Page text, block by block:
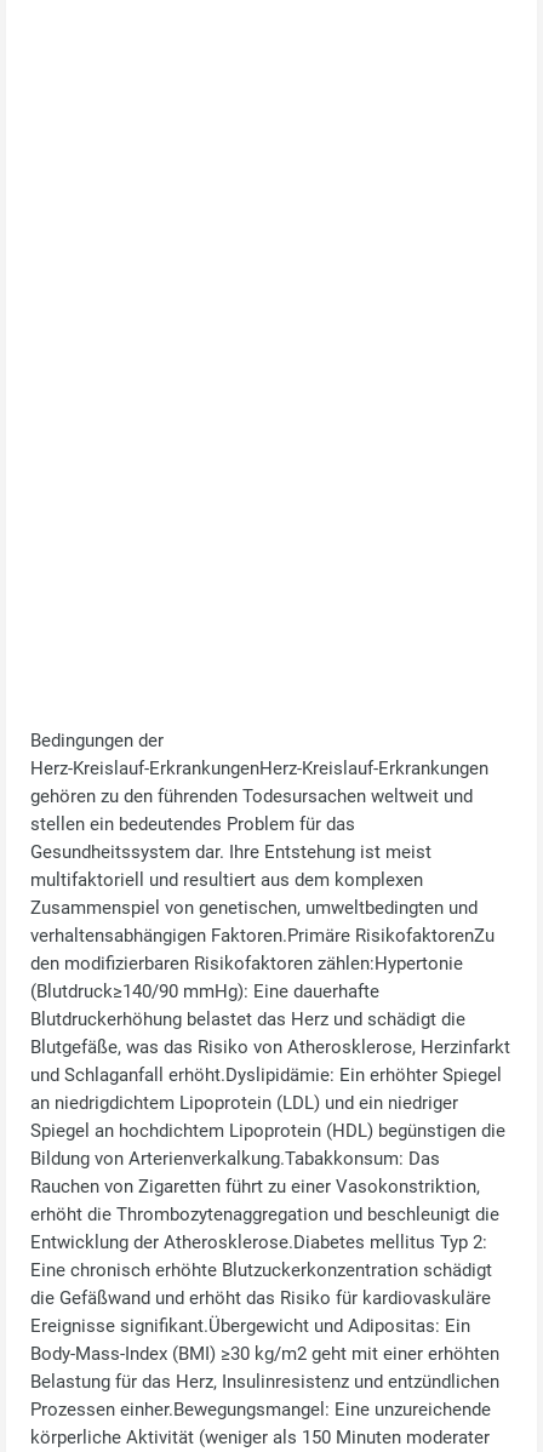
Bedingungen der
Herz‑Kreislauf‑ErkrankungenHerz‑Kreislauf‑Erkrankungen
gehören zu den führenden Todesursachen weltweit und
stellen ein bedeutendes Problem für das
Gesundheitssystem dar. Ihre Entstehung ist meist
multifaktoriell und resultiert aus dem komplexen
Zusammenspiel von genetischen, umweltbedingten und
verhaltensabhängigen Faktoren.Primäre RisikofaktorenZu
den modifizierbaren Risikofaktoren zählen:Hypertonie
(Blutdruck≥140/90 mmHg): Eine dauerhafte
Blutdruckerhöhung belastet das Herz und schädigt die
Blutgefäße, was das Risiko von Atherosklerose, Herzinfarkt
und Schlaganfall erhöht.Dyslipidämie: Ein erhöhter Spiegel
an niedrigdichtem Lipoprotein (LDL) und ein niedriger
Spiegel an hochdichtem Lipoprotein (HDL) begünstigen die
Bildung von Arterienverkalkung.Tabakkonsum: Das
Rauchen von Zigaretten führt zu einer Vasokonstriktion,
erhöht die Thrombozytenaggregation und beschleunigt die
Entwicklung der Atherosklerose.Diabetes mellitus Typ 2:
Eine chronisch erhöhte Blutzuckerkonzentration schädigt
die Gefäßwand und erhöht das Risiko für kardiovaskuläre
Ereignisse signifikant.Übergewicht und Adipositas: Ein
Body‑Mass‑Index (BMI) ≥30 kg/m2 geht mit einer erhöhten
Belastung für das Herz, Insulinresistenz und entzündlichen
Prozessen einher.Bewegungsmangel: Eine unzureichende
körperliche Aktivität (weniger als 150 Minuten moderater